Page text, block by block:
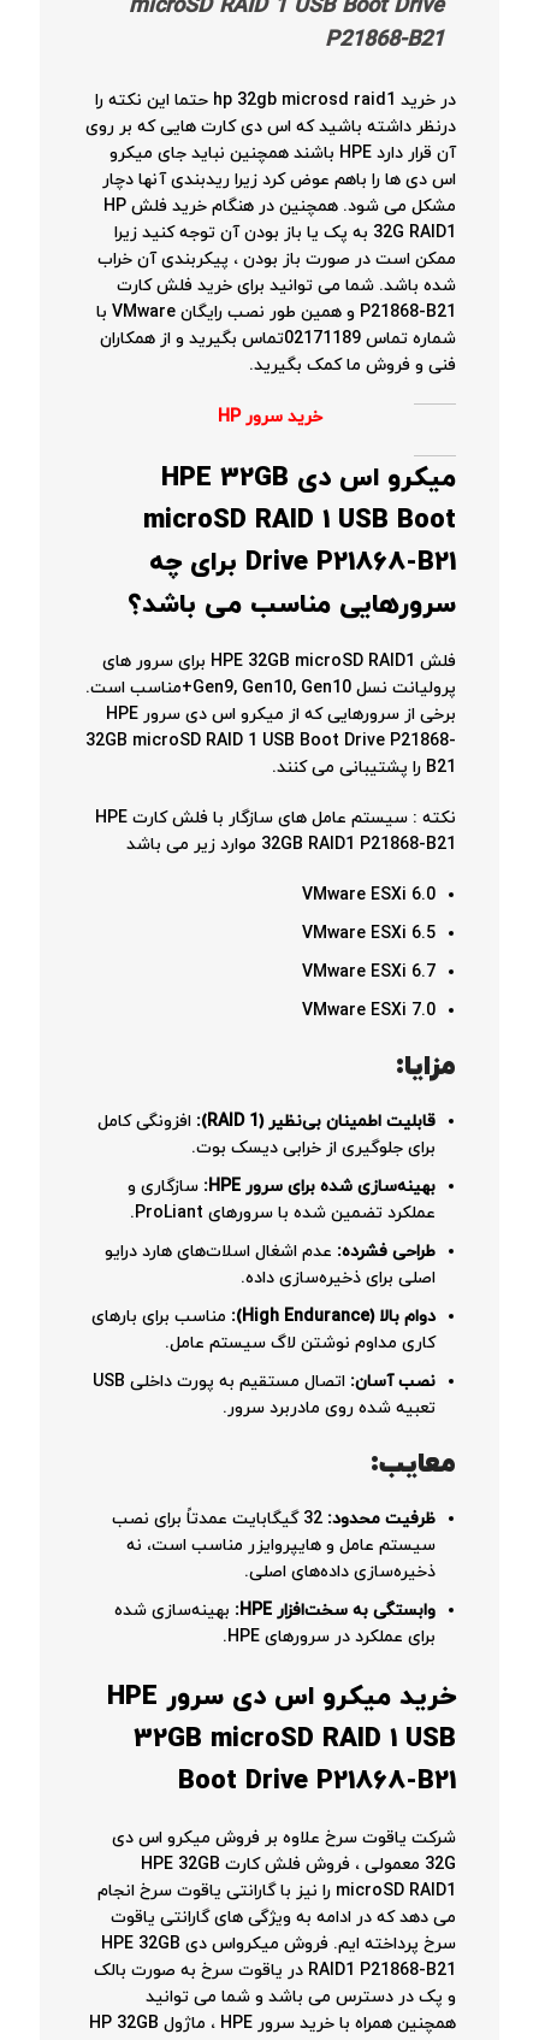
microSD RAID 1 USB Boot Drive
P21868-B21
در خرید hp 32gb microsd raid1 حتما این نکته را
درنظر داشته باشید که اس دی کارت هایی که بر روی
آن قرار دارد HPE باشند همچنین نباید جای میکرو
اس دی ها را باهم عوض کرد زیرا ریدبندی آنها دچار
مشکل می شود. همچنین در هنگام خرید فلش HP
32G RAID1 به پک یا باز بودن آن توجه کنید زیرا
ممکن است در صورت باز بودن ، پیکربندی آن خراب
شده باشد. شما می توانید برای خرید فلش کارت
P21868-B21 و همین طور نصب رایگان VMware با
شماره تماس 02171189تماس بگیرید و از همکاران
فنی و فروش ما کمک بگیرید.
خرید سرور HP
میکرو اس دی HPE 32GB
microSD RAID 1 USB Boot
Drive P21868-B21 برای چه
سرورهایی مناسب می باشد؟
فلش HPE 32GB microSD RAID1 برای سرور های
پرولیانت نسل Gen9, Gen10, Gen10+مناسب است.
برخی از سرورهایی که از میکرو اس دی سرور HPE
32GB microSD RAID 1 USB Boot Drive P21868-
B21 را پشتیبانی می کنند.
نکته : سیستم عامل های سازگار با فلش کارت HPE
32GB RAID1 P21868-B21 موارد زیر می باشد
VMware ESXi 6.0
VMware ESXi 6.5
VMware ESXi 6.7
VMware ESXi 7.0
مزایا:
قابلیت اطمینان بی‌نظیر (RAID 1):
افزونگی کامل
برای جلوگیری از خرابی دیسک بوت.
بهینه‌سازی شده برای سرور HPE:
سازگاری و
عملکرد تضمین شده با سرورهای ProLiant.
طراحی فشرده: عدم اشغال اسلات‌های هارد درایو
اصلی برای ذخیره‌سازی داده.
دوام بالا (High Endurance):
مناسب برای بارهای
کاری مداوم نوشتن لاگ سیستم عامل.
نصب آسان:
اتصال مستقیم به پورت داخلی USB
تعبیه شده روی مادربرد سرور.
معایب:
ظرفیت محدود:
32 گیگابایت عمدتاً برای نصب
سیستم عامل و هایپروایزر مناسب است، نه
ذخیره‌سازی داده‌های اصلی.
وابستگی به سخت‌افزار HPE:
بهینه‌سازی شده
برای عملکرد در سرورهای HPE.
خرید میکرو اس دی سرور HPE
32GB microSD RAID 1 USB
Boot Drive P21868-B21
شرکت یاقوت سرخ علاوه بر فروش میکرو اس دی
32G معمولی ، فروش فلش کارت HPE 32GB
microSD RAID1 را نیز با گارانتی یاقوت سرخ انجام
می دهد که در ادامه به ویژگی های گارانتی یاقوت
سرخ پرداخته ایم. فروش میکرواس دی HPE 32GB
RAID1 P21868-B21 در یاقوت سرخ به صورت بالک
و پک در دسترس می باشد و شما می توانید
همچنین همراه با خرید سرور HPE ، ماژول HP 32GB